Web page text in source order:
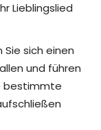
Lieblingslied
Sie sich einen
und führen
bestimmte